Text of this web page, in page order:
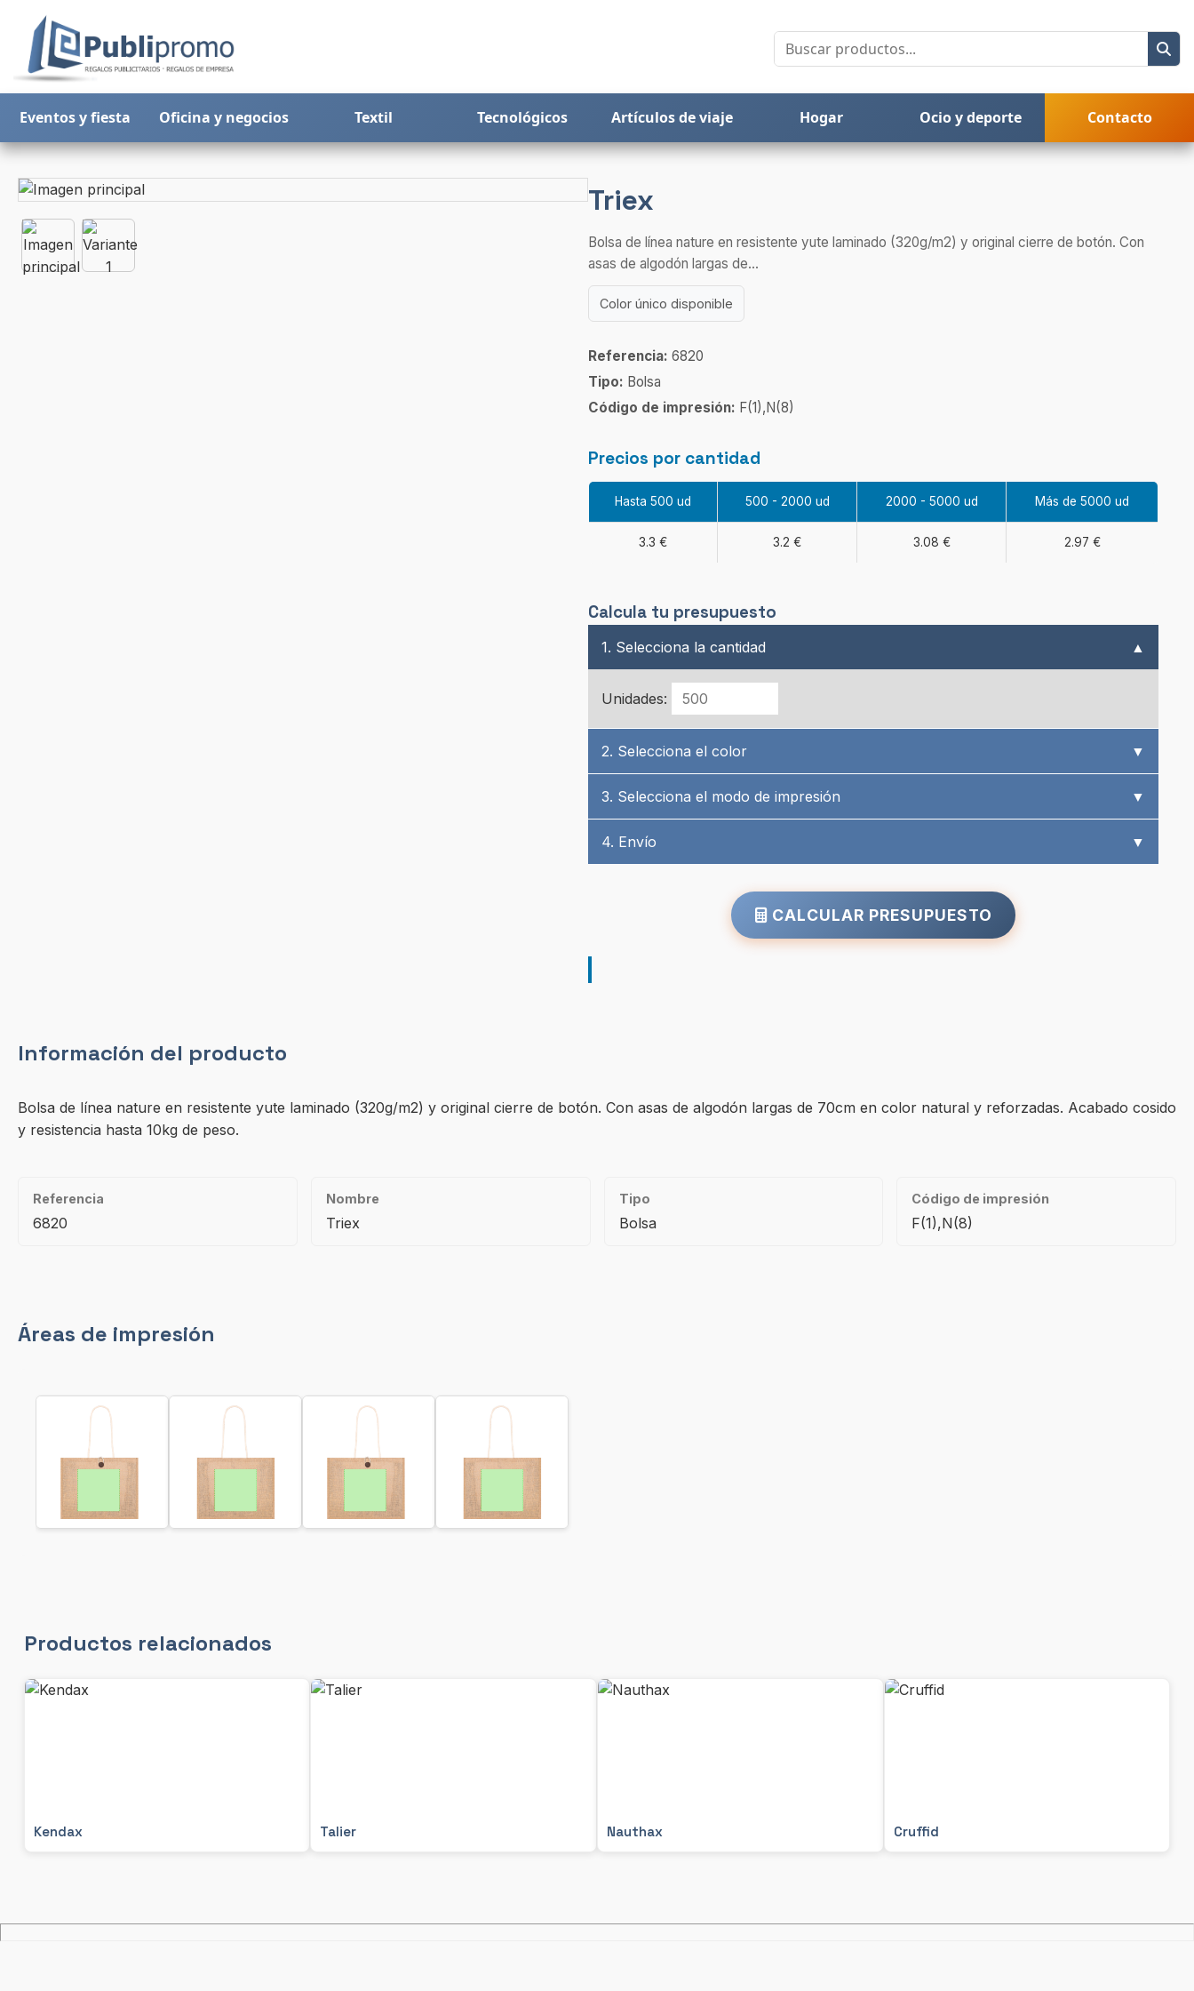
Eventos y fiesta Oficina y negocios Textil Tecnológicos Artículos de viaje Hogar Ocio y deporte Contacto
Triex
Bolsa de línea nature en resistente yute laminado (320g/m2) y original cierre de botón. Con
asas de algodón largas de...
Color único disponible
Referencia: 6820
Tipo: Bolsa
Código de impresión: F(1),N(8)
Precios por cantidad
Hasta 500 ud 500 - 2000 ud 2000 - 5000 ud Más de 5000 ud
3.3 € 3.2 € 3.08 € 2.97 €
Calcula tu presupuesto
1. Selecciona la cantidad ▲
Unidades:
2. Selecciona el color ▼
3. Selecciona el modo de impresión ▼
4. Envío ▼
CALCULAR PRESUPUESTO
Información del producto
Bolsa de línea nature en resistente yute laminado (320g/m2) y original cierre de botón. Con asas de algodón largas de 70cm en color natural y reforzadas. Acabado cosido
y resistencia hasta 10kg de peso.
Referencia
6820
Nombre
Triex
Tipo
Bolsa
Código de impresión
F(1),N(8)
Áreas de impresión
Productos relacionados
Kendax Talier Nauthax Cruffid